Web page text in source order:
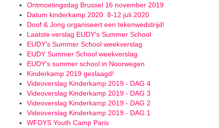
Ontmoetingsdag Brussel 16 november 2019
Datum kinderkamp 2020: 8-12 juli 2020
Doof & Jong organiseert een tekenwedstrijd!
Laatste verslag EUDY's Summer School
EUDY's Summer School weekverslag
EUDY Summer School weekverslag
EUDY's summer school in Noorwegen
Kinderkamp 2019 geslaagd!
Videoverslag Kinderkamp 2019 - DAG 4
Videoverslag Kinderkamp 2019 - DAG 3
Videoverslag Kinderkamp 2019 - DAG 2
Videoverslag Kinderkamp 2019 - DAG 1
WFDYS Youth Camp Paris